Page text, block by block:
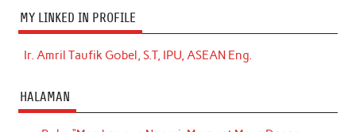
MY LINKED IN PROFILE
Ir. Amril Taufik Gobel, S.T, IPU, ASEAN Eng.
HALAMAN